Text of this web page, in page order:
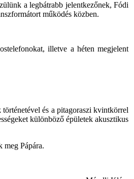
a legbátrabb jelentkezőnek, Fódi
működés közben.
illetve a héten megjelent
és a pitagoraszi kvintkörrel
különböző épületek akusztikus
Pápára.